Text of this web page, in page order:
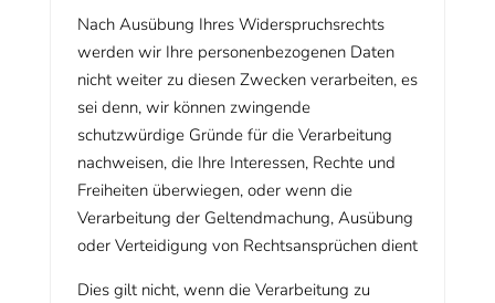
Nach Ausübung Ihres Widerspruchsrechts
werden wir Ihre personenbezogenen Daten
nicht weiter zu diesen Zwecken verarbeiten, es
sei denn, wir können zwingende
schutzwürdige Gründe für die Verarbeitung
nachweisen, die Ihre Interessen, Rechte und
Freiheiten überwiegen, oder wenn die
Verarbeitung der Geltendmachung, Ausübung
oder Verteidigung von Rechtsansprüchen dient
Dies gilt nicht, wenn die Verarbeitung zu